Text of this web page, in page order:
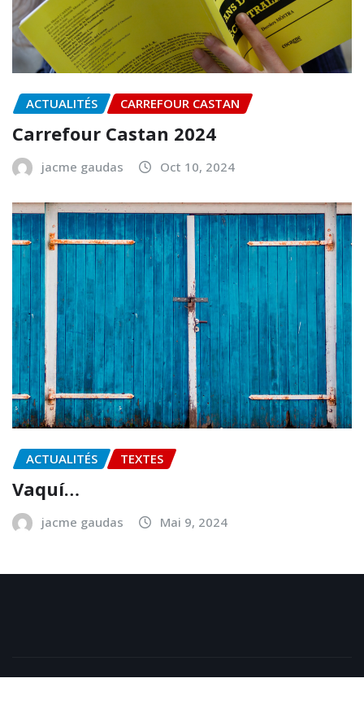
jacme gaudas Déc 14, 2024
ACTUALITÉS CARREFOUR CASTAN
Carrefour Castan 2024
jacme gaudas Oct 10, 2024